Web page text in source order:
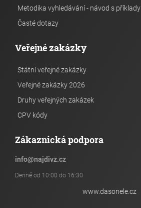
Metodika vyhledávání - návod s příklady
Časté dotazy
Veřejné zakázky
Státní veřejné zakázky
Veřejné zakázky 2026
Druhy veřejných zakázek
CPV kódy
Zákaznická podpora
info@najdivz.cz
Denně od 10:00 do 16:30
www.dasonele.cz